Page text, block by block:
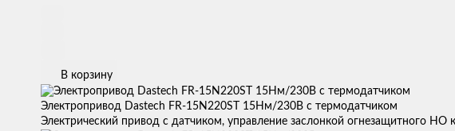
В корзину
Электропривод Dastech FR-15N220ST 15Нм/230В с термодатчиком
Электрический привод с датчиком, управление заслонкой огнезащитного НО